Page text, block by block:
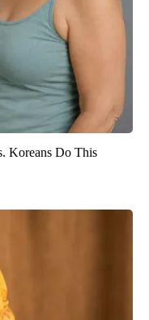
Koreans Do This